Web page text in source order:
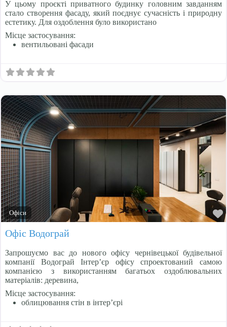
У цьому проєкті приватного будинку головним завданням
стало створення фасаду, який поєднує сучасність і природну
естетику. Для оздоблення було використано
Місце застосування:
вентильовані фасади
Офіси
Офіс Водограй
Запрошуємо вас до нового офісу чернівецької будівельної
компанії Водограй Інтер’єр офісу спроектований самою
компанією з використанням багатьох оздоблювальних
матеріалів: деревина,
Місце застосування:
облицювання стін в інтер’єрі